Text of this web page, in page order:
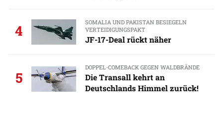
4
SOMALIA UND PAKISTAN BESIEGELN
VERTEIDIGUNGSPAKT
JF-17-Deal rückt näher
5
DOPPEL-COMEBACK GEGEN WALDBRÄNDE
Die Transall kehrt an
Deutschlands Himmel zurück!